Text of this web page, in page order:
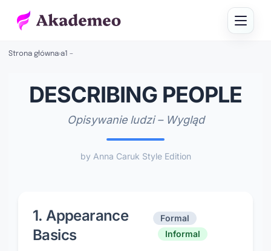
Strona główna›a1 –
DESCRIBING PEOPLE
Opisywanie ludzi – Wygląd
by Anna Caruk Style Edition
1. Appearance
Basics
Formal
Informal